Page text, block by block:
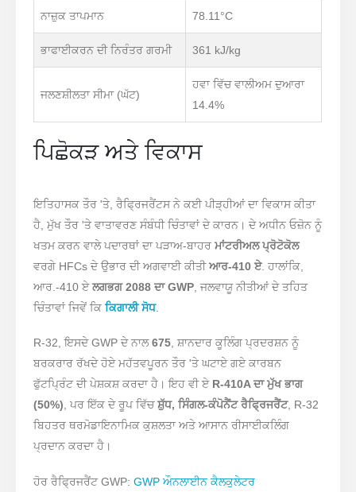
ਨਾਜ਼ੁਕ ਤਾਪਮਾਨ 78.11°C
ਭਾਫਾਈਕਰਨ ਦੀ ਨਿਰੰਤਰ ਗਰਮੀ 361 kJ/kg
ਜਲਣਸ਼ੀਲਤਾ ਸੀਮਾ (ਘੱਟ)
ਹਵਾ ਵਿੱਚ ਵਾਲੀਅਮ ਦੁਆਰਾ
14.4%
ਪਿਛੋਕੜ ਅਤੇ ਵਿਕਾਸ
ਇਤਿਹਾਸਕ ਤੌਰ 'ਤੇ, ਰੈਫ੍ਰਿਜਰੈਂਟਸ ਨੇ ਕਈ ਪੀੜ੍ਹੀਆਂ ਦਾ ਵਿਕਾਸ ਕੀਤਾ
ਹੈ, ਮੁੱਖ ਤੌਰ 'ਤੇ ਵਾਤਾਵਰਣ ਸੰਬੰਧੀ ਚਿੰਤਾਵਾਂ ਦੇ ਕਾਰਨ। ਦੇ ਅਧੀਨ ਓਜ਼ੋਨ ਨੂੰ
ਖਤਮ ਕਰਨ ਵਾਲੇ ਪਦਾਰਥਾਂ ਦਾ ਪੜਾਅ-ਬਾਹਰਮਾਂਟਰੀਅਲ ਪ੍ਰੋਟੋਕੋਲ
ਵਰਗੇ HFCs ਦੇ ਉਭਾਰ ਦੀ ਅਗਵਾਈ ਕੀਤੀਆਰ-410 ਏ. ਹਾਲਾਂਕਿ,
ਆਰ.-410 ਏਲਗਭਗ 2088 ਦਾ GWP , ਜਲਵਾਯੂ ਨੀਤੀਆਂ ਦੇ ਤਹਿਤ
ਚਿੰਤਾਵਾਂ ਜਿਵੇਂ ਕਿਕਿਗਾਲੀ ਸੋਧ.
R-32, ਇਸਦੇ GWP ਦੇ ਨਾਲ675, ਸ਼ਾਨਦਾਰ ਕੂਲਿੰਗ ਪ੍ਰਦਰਸ਼ਨ ਨੂੰ
ਬਰਕਰਾਰ ਰੱਖਦੇ ਹੋਏ ਮਹੱਤਵਪੂਰਨ ਤੌਰ 'ਤੇ ਘਟਾਏ ਗਏ ਕਾਰਬਨ
ਫੁੱਟਪ੍ਰਿੰਟ ਦੀ ਪੇਸ਼ਕਸ਼ ਕਰਦਾ ਹੈ। ਇਹ ਵੀ ਏ R-410A ਦਾ ਮੁੱਖ ਭਾਗ
(50%), ਪਰ ਇੱਕ ਦੇ ਰੂਪ ਵਿੱਚਸ਼ੁੱਧ, ਸਿੰਗਲ-ਕੰਪੋਨੈਂਟ ਰੈਫ੍ਰਿਜਰੈਂਟ, R-32
ਬਿਹਤਰ ਥਰਮੋਡਾਇਨਾਮਿਕ ਕੁਸ਼ਲਤਾ ਅਤੇ ਆਸਾਨ ਰੀਸਾਈਕਲਿੰਗ
ਪ੍ਰਦਾਨ ਕਰਦਾ ਹੈ।
ਹੋਰ ਰੈਫ੍ਰਿਜਰੈਂਟ GWP:GWP ਔਨਲਾਈਨ ਕੈਲਕੁਲੇਟਰ